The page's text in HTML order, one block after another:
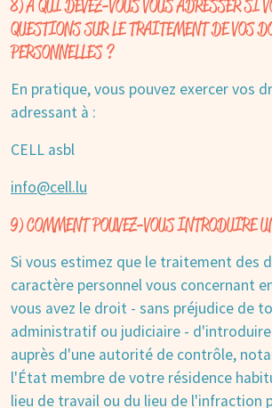
8) À QUI DEVEZ-VOUS VOUS ADRESSER SI
QUESTIONS SUR LE TRAITEMENT DE VOS
PERSONNELLES ?
En pratique, vous pouvez exercer vos
adressant à :
CELL asbl
info@cell.lu
9) COMMENT POUVEZ-VOUS INTRODUIRE
Si vous estimez que le traitement des
caractère personnel vous concernant
vous avez le droit - sans préjudice de
administratif ou judiciaire -
auprès d'une autorité de contrôle,
l'État membre de votre résidence
lieu de travail ou du lieu de l'infraction